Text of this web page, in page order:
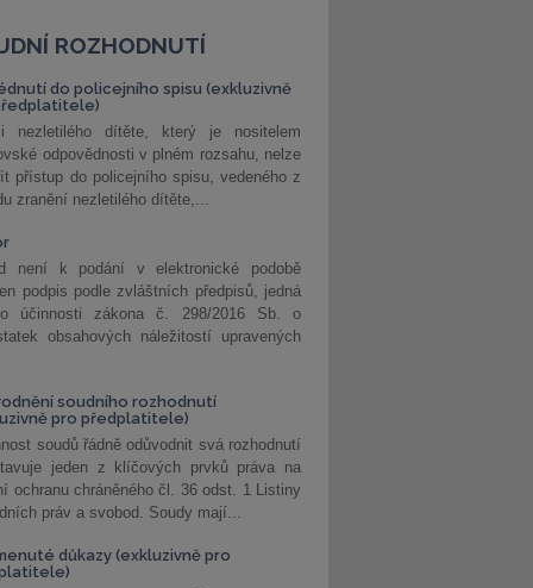
ROZHODNUTÍ
do policejního spisu (exkluzivně
nezletilého dítěte, který je nositelem
odpovědnosti v plném rozsahu, nelze
přístup do policejního spisu, vedeného z
zranění nezletilého dítěte,...
není k podání v elektronické podobě
podpis podle zvláštních předpisů, jedná
účinnosti zákona č. 298/2016 Sb. o
obsahových náležitostí upravených
soudního rozhodnutí
pro předplatitele)
soudů řádně odůvodnit svá rozhodnutí
jeden z klíčových prvků práva na
ochranu chráněného čl. 36 odst. 1 Listiny
práv a svobod. Soudy mají...
důkazy (exkluzivně pro